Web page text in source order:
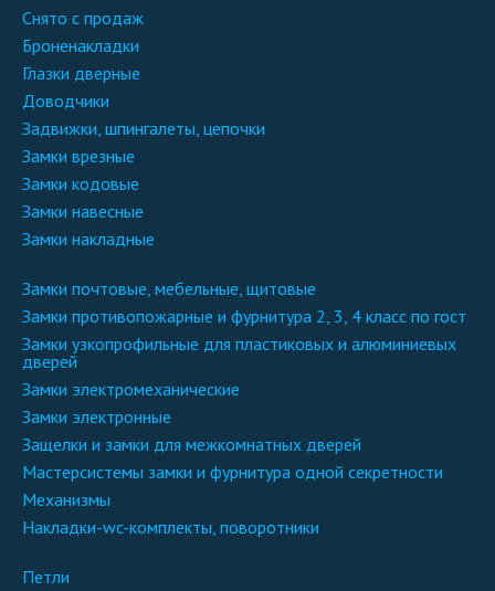
снято с продаж
броненакладки
глазки дверные
доводчики
задвижки, шпингалеты, цепочки
замки врезные
замки кодовые
замки навесные
замки накладные
замки почтовые, мебельные, щитовые
замки противопожарные и фурнитура 2, 3, 4 класс по гост
замки узкопрофильные для пластиковых и алюминиевых
дверей
замки электромеханические
замки электронные
защелки и замки для межкомнатных дверей
мастерсистемы замки и фурнитура одной секретности
механизмы
накладки-wc-комплекты, поворотники
петли